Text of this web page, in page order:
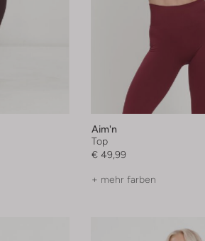
Aim'n
Top
€ 49,99
+ mehr farben